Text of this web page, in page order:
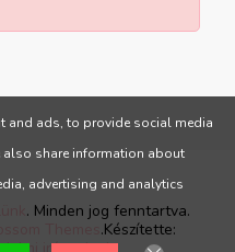
. Minden jog fenntartva.
.Készítette:
and ads, to provide social media
also share information about
advertising and analytics